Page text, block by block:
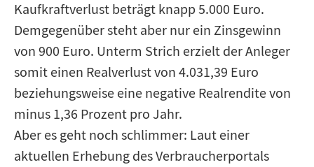
Kaufkraftverlust beträgt knapp 5.000 Euro.
Demgegenüber steht aber nur ein Zinsgewinn
von 900 Euro. Unterm Strich erzielt der Anleger
somit einen Realverlust von 4.031,39 Euro
beziehungsweise eine negative Realrendite von
minus 1,36 Prozent pro Jahr.
Aber es geht noch schlimmer: Laut einer
aktuellen Erhebung des Verbraucherportals